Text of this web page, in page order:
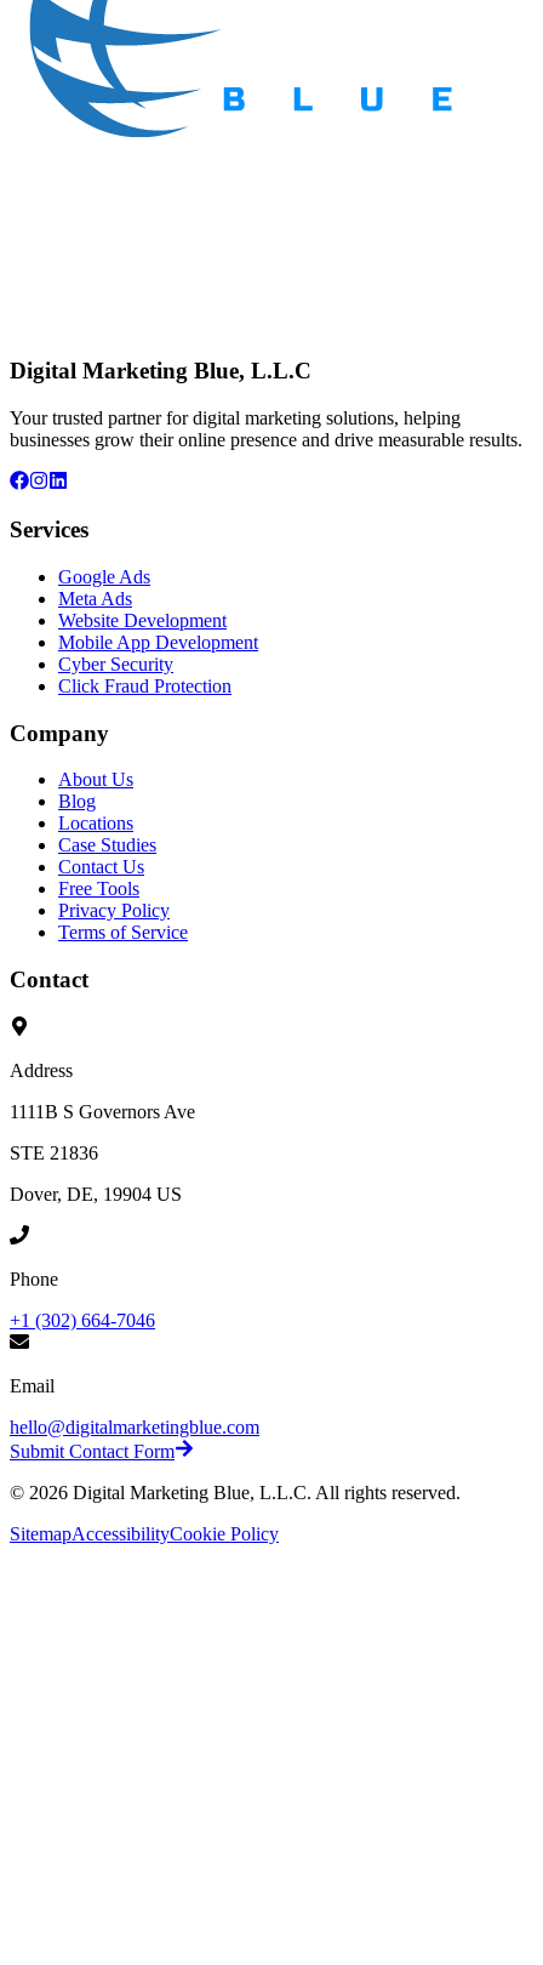
Digital Marketing Blue, L.L.C
Your trusted partner for digital marketing solutions, helping
businesses grow their online presence and drive measurable results.
Services
Google Ads
Meta Ads
Website Development
Mobile App Development
Cyber Security
Click Fraud Protection
Company
About Us
Blog
Locations
Case Studies
Contact Us
Free Tools
Privacy Policy
Terms of Service
Contact
Address
1111B S Governors Ave
STE 21836
Dover, DE, 19904 US
Phone
+1 (302) 664-7046
Email
hello@digitalmarketingblue.com
Submit Contact Form
© 2026 Digital Marketing Blue, L.L.C. All rights reserved.
SitemapAccessibilityCookie Policy